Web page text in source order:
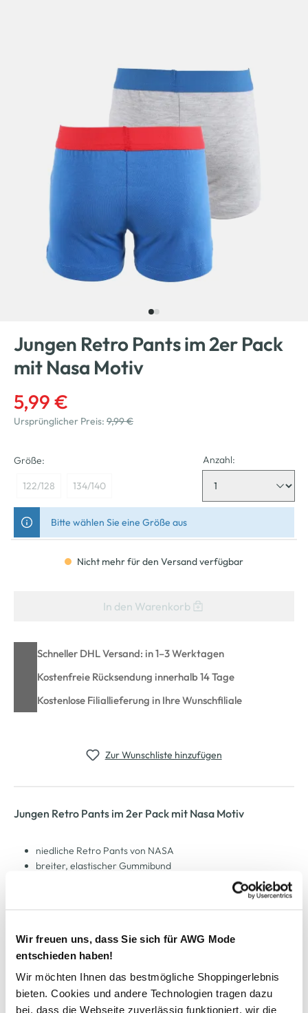
Wir freuen uns, dass Sie sich für AWG Mode
entschieden haben!
Wir möchten Ihnen das bestmögliche Shoppingerlebnis
bieten. Cookies und andere Technologien tragen dazu
bei, dass die Webseite zuverlässig funktioniert, wir die
Jungen Retro Pants im 2er Pack
mit Nasa Motiv
5,99 €
Ursprünglicher Preis: 9,99 €
Größe:
122/128 134/140
Anzahl:
Bitte wählen Sie eine Größe aus
Nicht mehr für den Versand verfügbar
In den Warenkorb
Schneller DHL Versand: in 1–3 Werktagen
Kostenfreie Rücksendung innerhalb 14 Tage
Kostenlose Filiallieferung in Ihre Wunschfiliale
Zur Wunschliste hinzufügen
Jungen Retro Pants im 2er Pack mit Nasa Motiv
niedliche Retro Pants von NASA
breiter, elastischer Gummibund
AWG Artikelnummer
893513-blau